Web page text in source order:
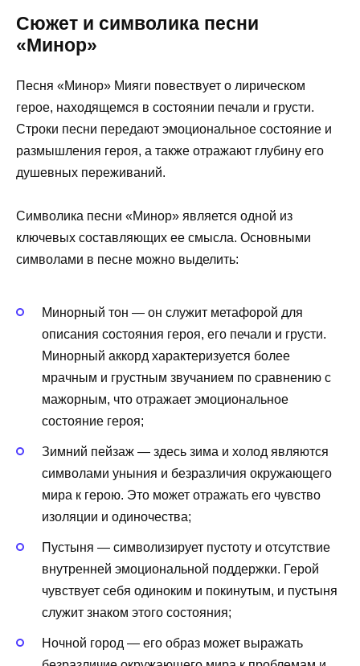
Сюжет и символика песни
«Минор»
Песня «Минор» Мияги повествует о лирическом
герое, находящемся в состоянии печали и грусти.
Строки песни передают эмоциональное состояние и
размышления героя, а также отражают глубину его
душевных переживаний.
Символика песни «Минор» является одной из
ключевых составляющих ее смысла. Основными
символами в песне можно выделить:
Минорный тон — он служит метафорой для
описания состояния героя, его печали и грусти.
Минорный аккорд характеризуется более
мрачным и грустным звучанием по сравнению с
мажорным, что отражает эмоциональное
состояние героя;
Зимний пейзаж — здесь зима и холод являются
символами уныния и безразличия окружающего
мира к герою. Это может отражать его чувство
изоляции и одиночества;
Пустыня — символизирует пустоту и отсутствие
внутренней эмоциональной поддержки. Герой
чувствует себя одиноким и покинутым, и пустыня
служит знаком этого состояния;
Ночной город — его образ может выражать